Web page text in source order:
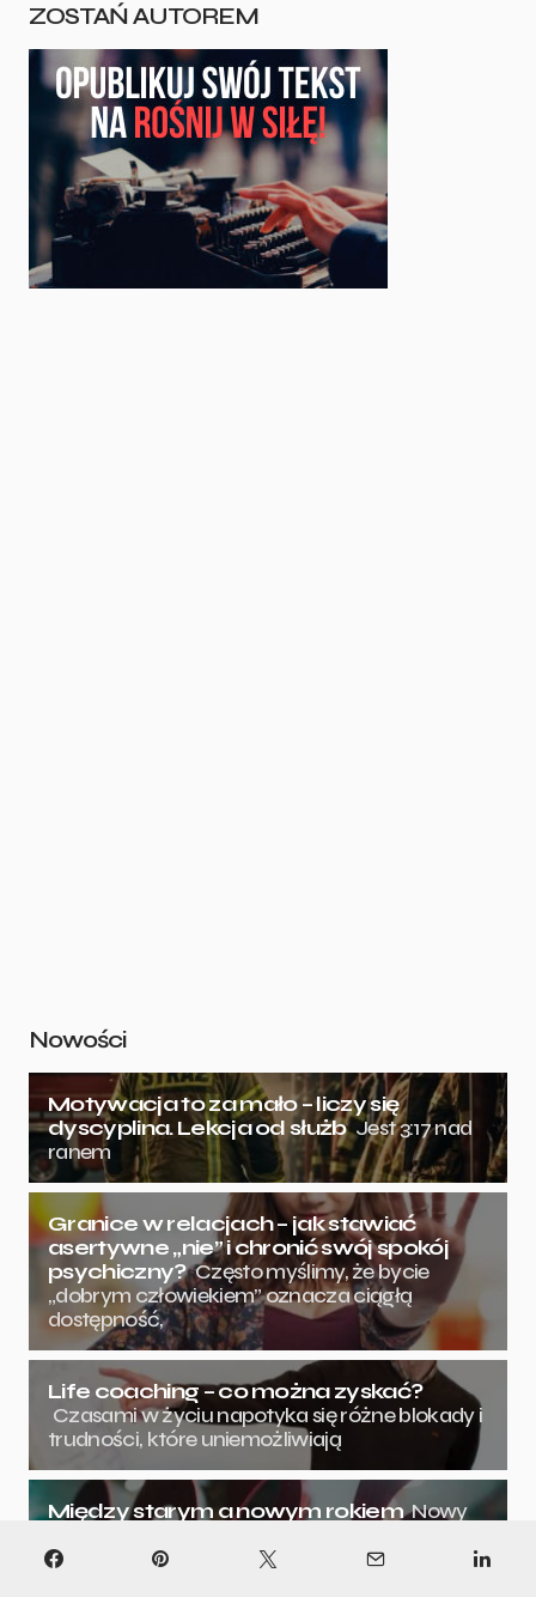
ZOSTAŃ AUTOREM
Nowości
Motywacja to za mało – liczy się
dyscyplina. Lekcja od służb Jest 3:17 nad
ranem
Granice w relacjach – jak stawiać
asertywne „nie” i chronić swój spokój
psychiczny? Często myślimy, że bycie
„dobrym człowiekiem” oznacza ciągłą
dostępność,
Life coaching – co można zyskać?
Czasami w życiu napotyka się różne blokady i
trudności, które uniemożliwiają
Między starym a nowym rokiem Nowy
listę postanowień